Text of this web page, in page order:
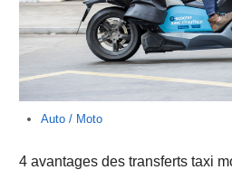
Auto / Moto
4 avantages des transferts taxi